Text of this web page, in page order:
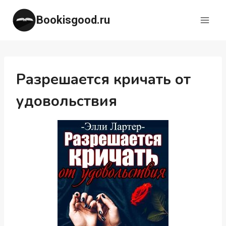
Перейти
содержимому
Bookisgood.ru
Разрешается кричать от
удовольствия